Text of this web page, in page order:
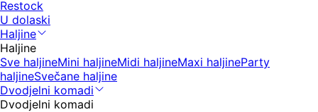
Restock
U dolaski
Haljine
Haljine
Sve haljineMini haljineMidi haljineMaxi haljineParty
haljineSvečane haljine
Dvodjelni komadi
Dvodjelni komadi